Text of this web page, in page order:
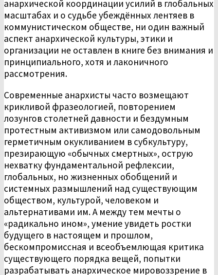
анархической координации усилий в глобальных
масштабах и о судьбе убеждённых лентяев в
коммунистическом обществе, ни один важный
аспект анархической культуры, этики и
организации не оставлен в книге без внимания и
принципиального, хотя и лаконичного
рассмотрения.
Современные анархисты часто возмещают
крикливой фразеологией, повторением
лозунгов столетней давности и бездумным
протестным активизмом или самодовольным
герметичным окукливанием в субкультуру,
презирающую «обычных смертных», острую
нехватку фундаментальной рефлексии,
глобальных, но жизненных обобщений и
системных размышлений над существующим
обществом, культурой, человеком и
альтернативами им. А между тем мечты о
«радикально ином», умение увидеть ростки
будущего в настоящем и прошлом,
бескомпромиссная и всеобъемлющая критика
существующего порядка вещей, попытки
разрабатывать анархическое мировоззрение в